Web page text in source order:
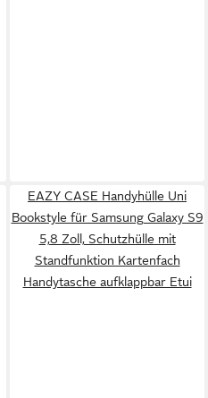
EAZY CASE Handyhülle Uni
Bookstyle für Samsung Galaxy S9
5,8 Zoll, Schutzhülle mit
Standfunktion Kartenfach
Handytasche aufklappbar Etui